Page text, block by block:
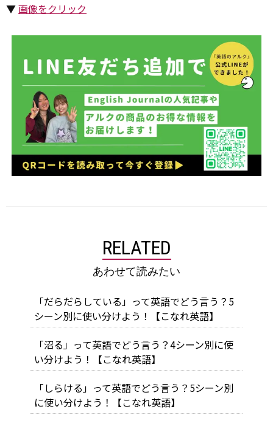
▼画像をクリック
RELATED
あわせて読みたい
「だらだらしている」って英語でどう言う？5
シーン別に使い分けよう！【こなれ英語】
「沼る」って英語でどう言う？4シーン別に使
い分けよう！【こなれ英語】
「しらける」って英語でどう言う？5シーン別
に使い分けよう！【こなれ英語】